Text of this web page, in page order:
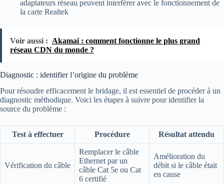
adaptateurs réseau peuvent interférer avec le fonctionnement de
la carte Realtek
Voir aussi : Akamai : comment fonctionne le plus grand
réseau CDN du monde ?
Diagnostic : identifier l’origine du problème
Pour résoudre efficacement le bridage, il est essentiel de procéder à un
diagnostic méthodique. Voici les étapes à suivre pour identifier la
source du problème :
Test à effectuer Procédure Résultat attendu
Vérification du câble
Remplacer le câble
Ethernet par un
câble Cat 5e ou Cat
6 certifié
Amélioration du
débit si le câble était
en cause